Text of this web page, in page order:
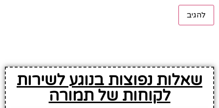
שאלות נפוצות בנוגע לשירות
לקוחות של תמורה